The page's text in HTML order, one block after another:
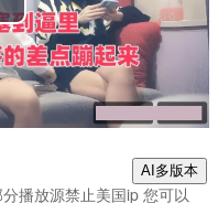
AI多版本
播放源禁止美国ip 您可以